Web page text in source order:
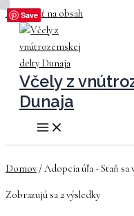
Preskočiť na obsah
Včely z
Dunaja
Domov / Adopcia úľa - Staň sa
Zobrazujú sa 2 výsledky
Save
Save